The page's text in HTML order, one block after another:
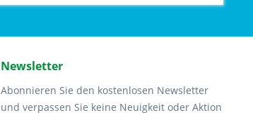
Newsletter
Abonnieren Sie den kostenlosen Newsletter
und verpassen Sie keine Neuigkeit oder Aktion